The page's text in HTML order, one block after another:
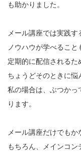
も助かりました。
メール講座では実践
ノウハウが学べること
定期的に配信されるた
ちょうどそのときに悩
私の場合は、ぶつかっ
ります。
メール講座だけでもか
もちろん、メインコン